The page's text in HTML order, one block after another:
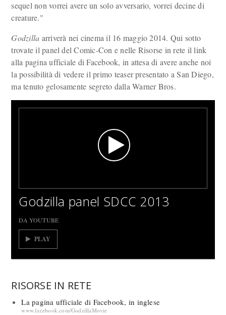
sequel non vorrei avere un solo avversario, vorrei decine di
creature."
Godzilla arriverà nei cinema il 16 maggio 2014. Qui sotto
trovate il panel del Comic-Con e nelle Risorse in rete il link
alla pagina ufficiale di Facebook, in attesa di avere anche noi
la possibilità di vedere il primo teaser presentato a San Diego,
ma tenuto gelosamente segreto dalla Warner Bros.
Godzilla panel SDCC 2013
DA YOUTUBE
PLAY
RISORSE IN RETE
La pagina ufficiale di Facebook, in inglese
www.facebook.com/GodzillaMovie